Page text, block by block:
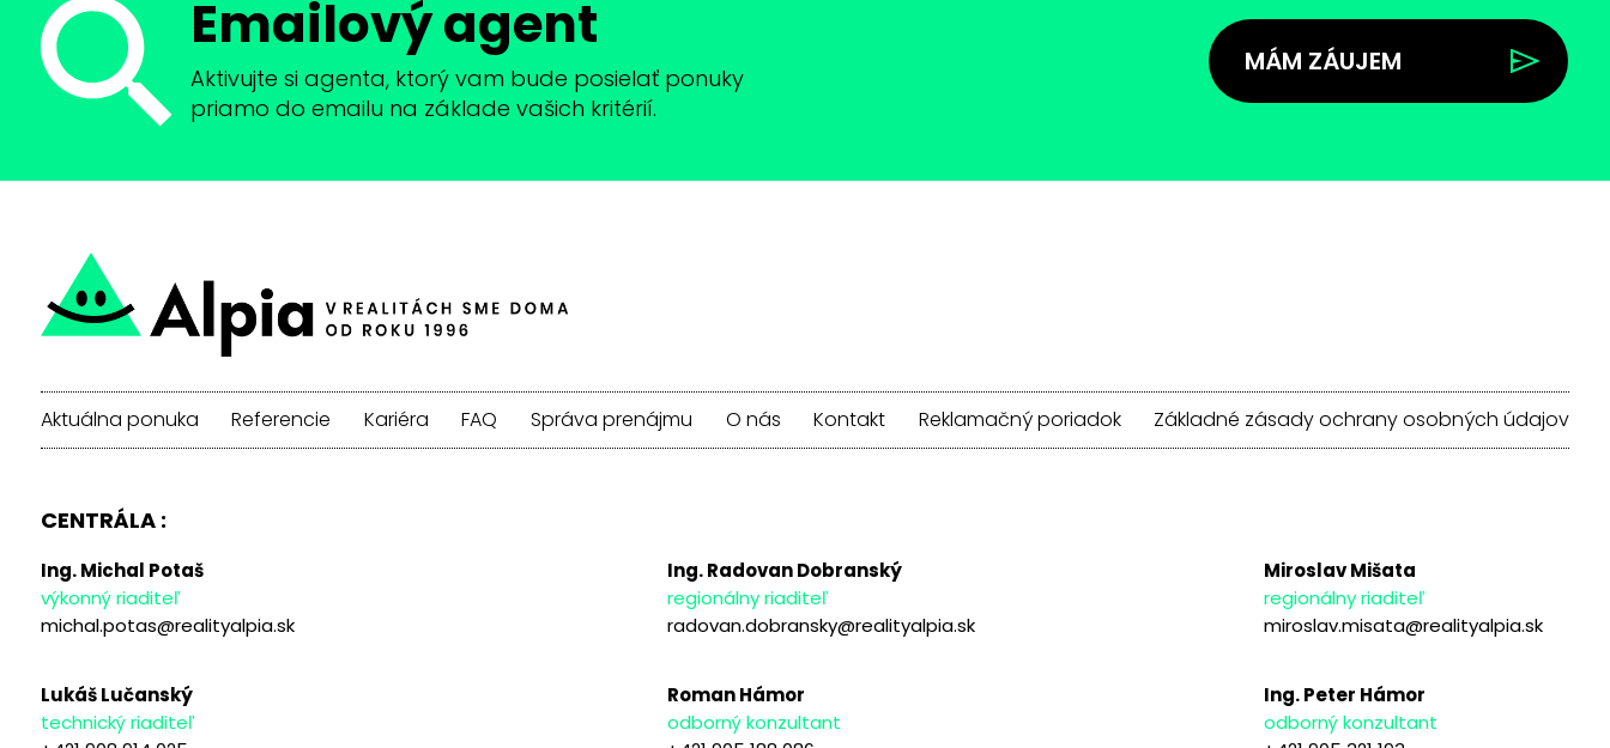
Emailový agent
Aktivujte si agenta, ktorý vam bude posielať ponuky
priamo do emailu na základe vašich kritérií.
MÁM ZÁUJEM
Aktuálna ponuka Referencie Kariéra FAQ Správa prenájmu O nás Kontakt Reklamačný poriadok Základné zásady ochrany osobných údajov
CENTRÁLA :
Ing. Michal Potaš
výkonný riaditeľ
michal.potas@realityalpia.sk
Ing. Radovan Dobranský
regionálny riaditeľ
radovan.dobransky@realityalpia.sk
Miroslav Mišata
regionálny riaditeľ
miroslav.misata@realityalpia.sk
Lukáš Lučanský
technický riaditeľ
Roman Hámor
odborný konzultant
Ing. Peter Hámor
odborný konzultant